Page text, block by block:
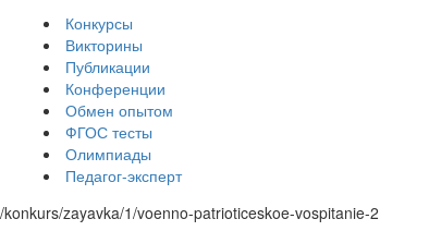
Конкурсы
Викторины
Публикации
Конференции
Обмен опытом
ФГОС тесты
Олимпиады
Педагог-эксперт
/konkurs/zayavka/1/voenno-patrioticeskoe-vospitanie-2